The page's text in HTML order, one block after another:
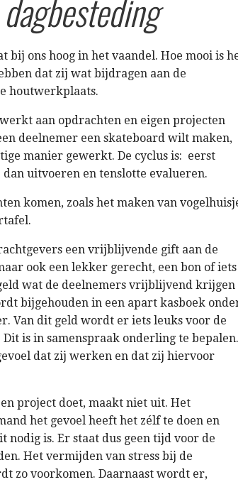
bij ons hoog in het vaandel. Hoe mooi is
dat zij wat bijdragen aan de
houtwerkplaats.
aan opdrachten en eigen projecten
deelnemer een skateboard wilt maken,
manier gewerkt. De cyclus is: eerst
uitvoeren en tenslotte evalueren.
komen, zoals het maken van
een vrijblijvende gift aan de
ook een lekker gerecht, een bon of iets
wat de deelnemers vrijblijvend krijgen
bijgehouden in een apart kasboek
Van dit geld wordt er iets leuks voor de
is in samenspraak onderling te bepalen.
dat zij werken en dat zij hiervoor
project doet, maakt niet uit. Het
het gevoel heeft het zélf te doen en
is. Er staat dus geen tijd voor de
Het vermijden van stress bij de
zo voorkomen. Daarnaast wordt er,